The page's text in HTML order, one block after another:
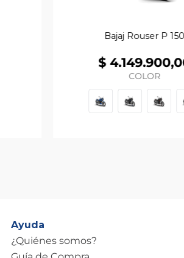
Bajaj Rouser P
$ 4.149.900,
COLOR
Ayuda
¿Quiénes somos?